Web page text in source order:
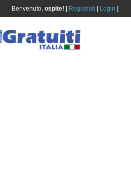
Benvenuto, ospite! [ Registrati Login ]